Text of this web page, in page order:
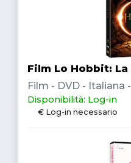
Film Lo Hobbit: La
Film - DVD - Italiana
Disponibilità: Log-in
€ Log-in necessario